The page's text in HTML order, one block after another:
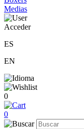
Medias
Acceder
ES
EN
0
0